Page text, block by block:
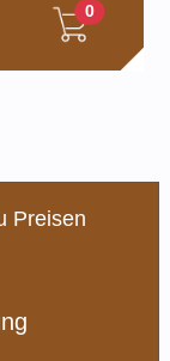
0
Preisen